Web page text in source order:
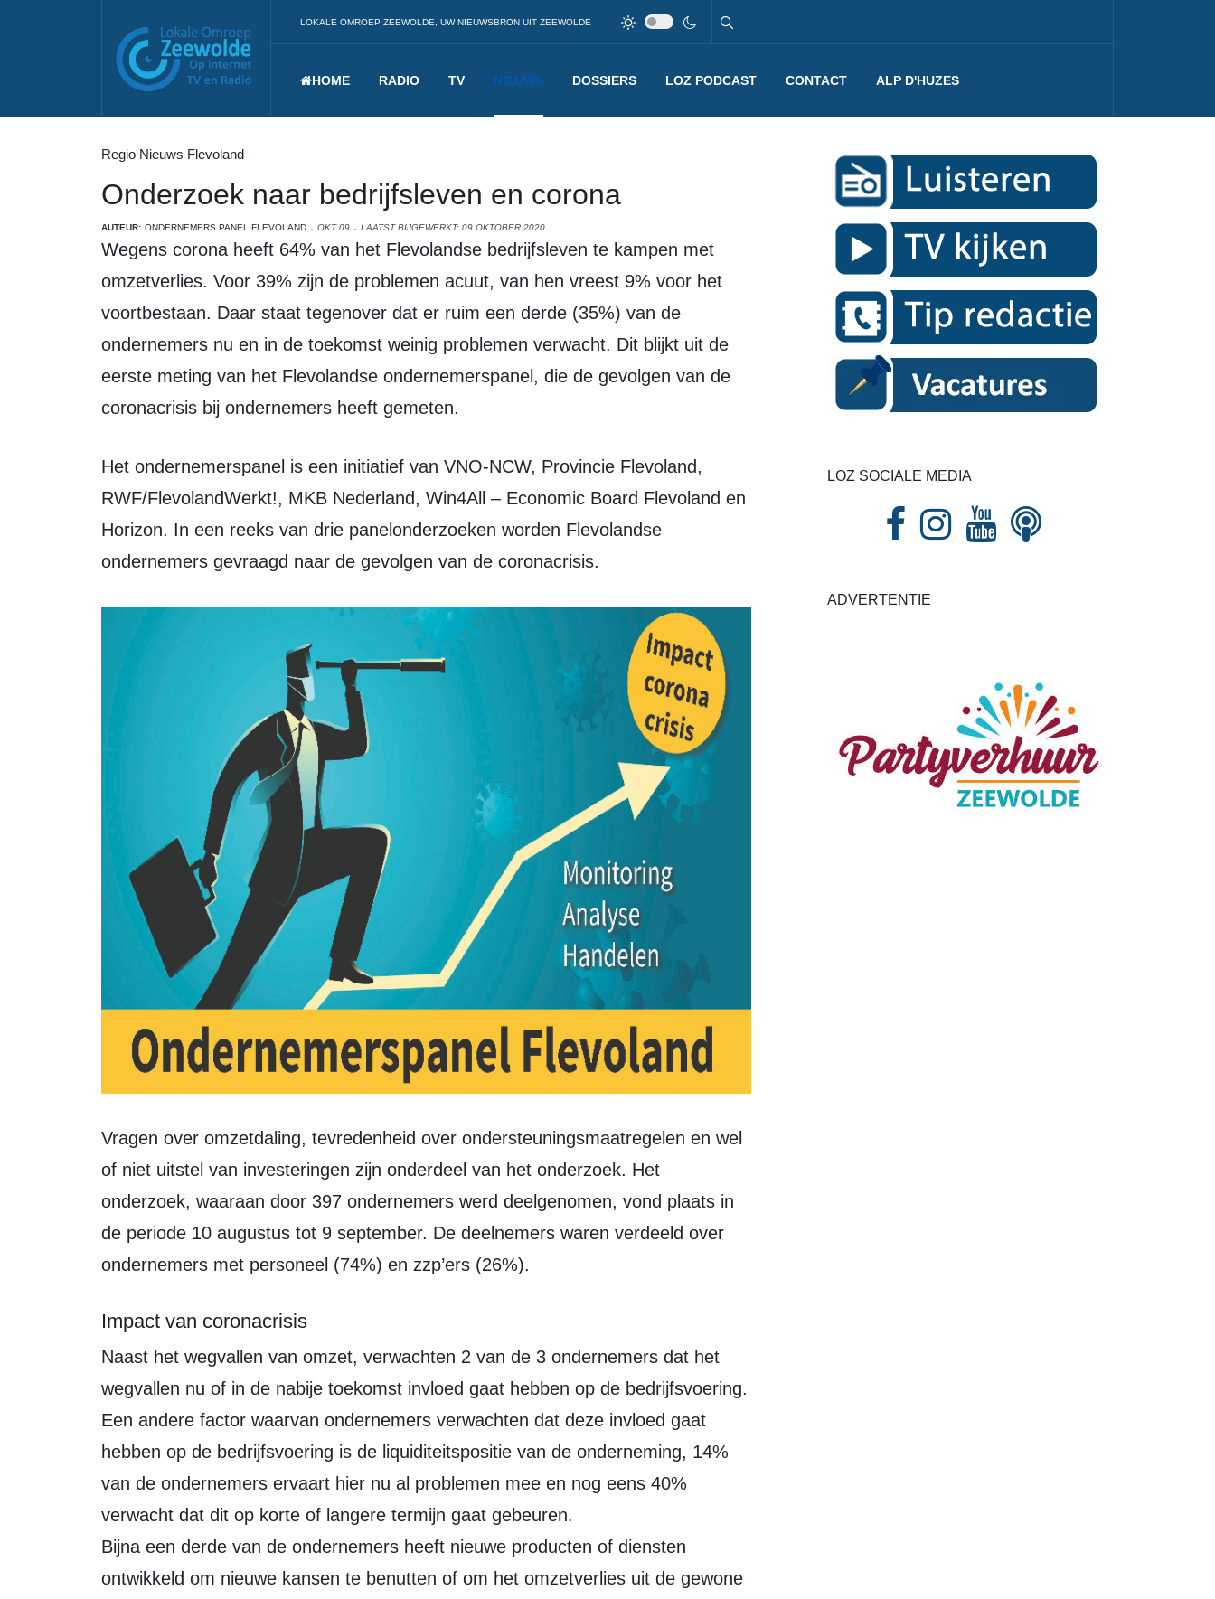
LOKALE OMROEP ZEEWOLDE, UW NIEUWSBRON UIT ZEEWOLDE
HOME RADIO TV NIEUWS DOSSIERS LOZ PODCAST CONTACT ALP D'HUZES
Regio Nieuws Flevoland
Onderzoek naar bedrijfsleven en corona
AUTEUR: ONDERNEMERS PANEL FLEVOLAND OKT 09 LAATST BIJGEWERKT: 09 OKTOBER 2020
Wegens corona heeft 64% van het Flevolandse bedrijfsleven te kampen met
omzetverlies. Voor 39% zijn de problemen acuut, van hen vreest 9% voor het
voortbestaan. Daar staat tegenover dat er ruim een derde (35%) van de
ondernemers nu en in de toekomst weinig problemen verwacht. Dit blijkt uit de
eerste meting van het Flevolandse ondernemerspanel, die de gevolgen van de
coronacrisis bij ondernemers heeft gemeten.
Het ondernemerspanel is een initiatief van VNO-NCW, Provincie Flevoland,
RWF/FlevolandWerkt!, MKB Nederland, Win4All – Economic Board Flevoland en
Horizon. In een reeks van drie panelonderzoeken worden Flevolandse
ondernemers gevraagd naar de gevolgen van de coronacrisis.
Vragen over omzetdaling, tevredenheid over ondersteuningsmaatregelen en wel
of niet uitstel van investeringen zijn onderdeel van het onderzoek. Het
onderzoek, waaraan door 397 ondernemers werd deelgenomen, vond plaats in
de periode 10 augustus tot 9 september. De deelnemers waren verdeeld over
ondernemers met personeel (74%) en zzp’ers (26%).
Impact van coronacrisis
Naast het wegvallen van omzet, verwachten 2 van de 3 ondernemers dat het
wegvallen nu of in de nabije toekomst invloed gaat hebben op de bedrijfsvoering.
Een andere factor waarvan ondernemers verwachten dat deze invloed gaat
hebben op de bedrijfsvoering is de liquiditeitspositie van de onderneming, 14%
van de ondernemers ervaart hier nu al problemen mee en nog eens 40%
verwacht dat dit op korte of langere termijn gaat gebeuren.
Bijna een derde van de ondernemers heeft nieuwe producten of diensten
ontwikkeld om nieuwe kansen te benutten of om het omzetverlies uit de gewone
LOZ SOCIALE MEDIA
ADVERTENTIE